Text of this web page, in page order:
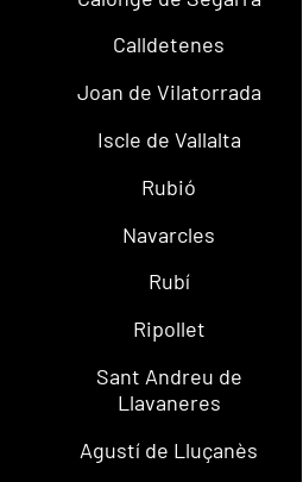
Calldetenes
Joan de Vilatorrada
Iscle de Vallalta
Rubió
Navarcles
Rubí
Ripollet
Sant Andreu de
Llavaneres
Agustí de Lluçanès